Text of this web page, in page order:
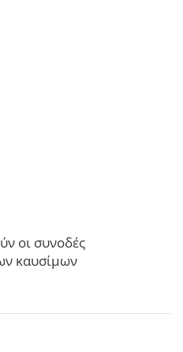
οι συνοδές
καυσίμων